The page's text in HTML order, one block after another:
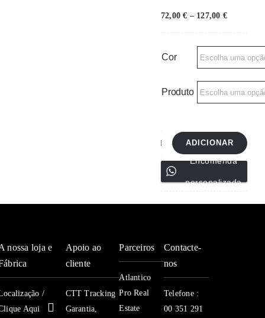
72,00€ – 127,00 €Price
Cor
Produto
Quantidade
de
Tapa
ADICIONAR
Encomenda
personalizada
nossa loja e
/
Aqui
Apoio ao
cliente
CTT Tracking
Garantia,
Parceiros
Atlantico
Pro Real
Estate
Contacte-
nos
Telefone :
00 351 291